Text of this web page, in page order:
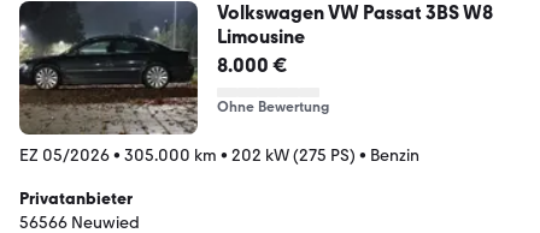
Volkswagen VW Passat 3BS W8
Limousine
8.000 €
Ohne Bewertung
EZ 05/2026• 305.000 km • 202 kW (275 PS) • Benzin
Privatanbieter
56566 Neuwied